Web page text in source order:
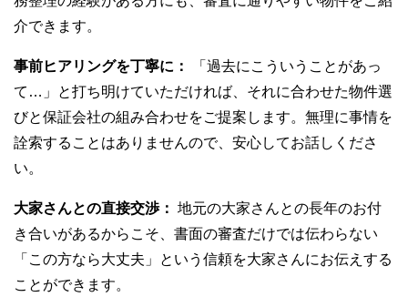
介できます。
事前ヒアリングを丁寧に：
「過去にこういうことがあっ
て…」と打ち明けていただければ、それに合わせた物件選
びと保証会社の組み合わせをご提案します。無理に事情を
詮索することはありませんので、安心してお話しくださ
い。
大家さんとの直接交渉： 地元の大家さんとの長年のお付
き合いがあるからこそ、書面の審査だけでは伝わらない
「この方なら大丈夫」という信頼を大家さんにお伝えする
ことができます。